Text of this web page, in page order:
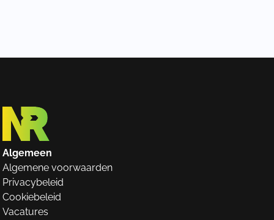
Algemeen
Algemene voorwaarden
Privacybeleid
Cookiebeleid
Vacatures